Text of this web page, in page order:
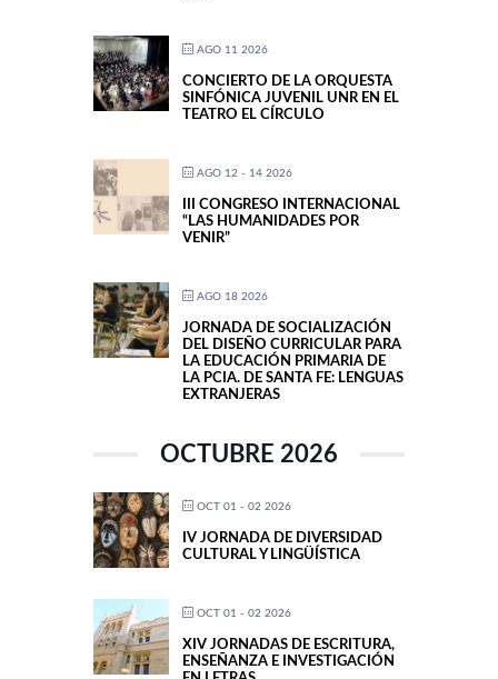
AGO 11 2026
CONCIERTO DE LA ORQUESTA
SINFÓNICA JUVENIL UNR EN EL
TEATRO EL CÍRCULO
AGO 12 - 14 2026
III CONGRESO INTERNACIONAL
“LAS HUMANIDADES POR
VENIR”
AGO 18 2026
JORNADA DE SOCIALIZACIÓN
DEL DISEÑO CURRICULAR PARA
LA EDUCACIÓN PRIMARIA DE
LA PCIA. DE SANTA FE: LENGUAS
EXTRANJERAS
OCTUBRE 2026
OCT 01 - 02 2026
IV JORNADA DE DIVERSIDAD
CULTURAL Y LINGÜÍSTICA
OCT 01 - 02 2026
XIV JORNADAS DE ESCRITURA,
ENSEÑANZA E INVESTIGACIÓN